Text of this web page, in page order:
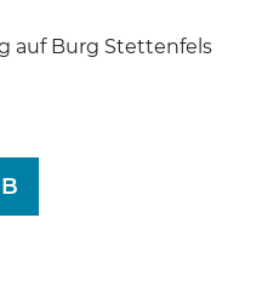
auf Burg Stettenfels